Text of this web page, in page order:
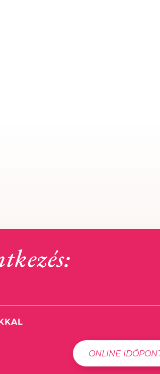
ONLINE